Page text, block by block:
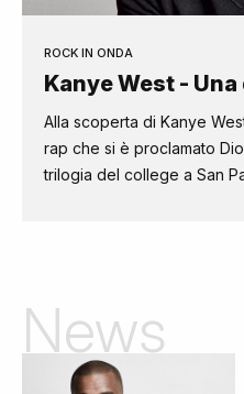
ROCK IN ONDA
Kanye West -
Alla scoperta di Kanye
rap che si è proclamato
trilogia del college a San
News